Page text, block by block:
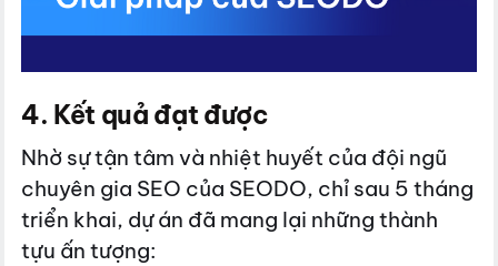
4. Kết quả đạt được
Nhờ sự tận tâm và nhiệt huyết của đội ngũ
chuyên gia SEO của SEODO, chỉ sau 5 tháng
triển khai, dự án đã mang lại những thành
tựu ấn tượng: